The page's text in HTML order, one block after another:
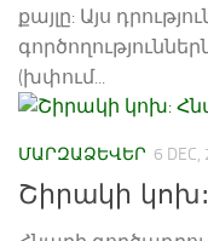
քայլը: Այս
(խփում...
ՄԱՐԶԱՁԵՎԵՐ 6 DEC,
Շիրակի